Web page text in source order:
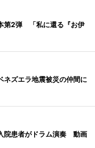
第2弾 「私に還る『お伊
ネズエラ地震被災の仲間に
院患者がドラム演奏 動画